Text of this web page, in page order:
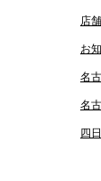
店
お
名
名
四